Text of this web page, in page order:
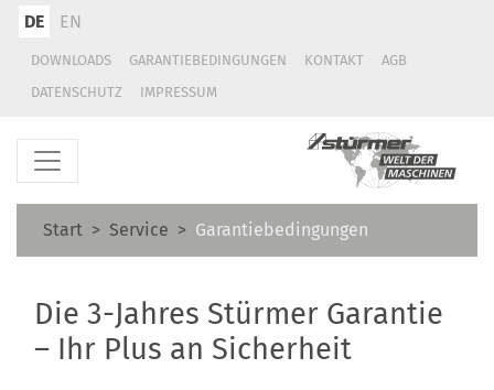
DE EN
DOWNLOADS GARANTIEBEDINGUNGEN KONTAKT
AGB
DATENSCHUTZ
IMPRESSUM
Start Service Garantiebedingungen
Die 3-Jahres Stürmer Garantie
– Ihr Plus an Sicherheit